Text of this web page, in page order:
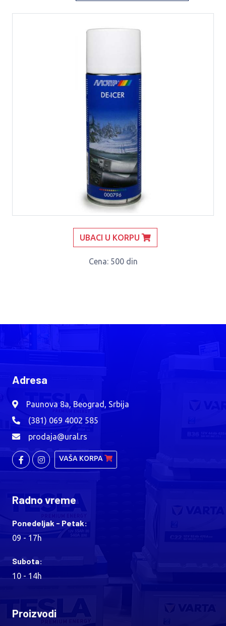
UBACI U KORPU
Cena: 500 din
Adresa
Paunova 8a, Beograd, Srbija
(381) 069 4002 585
prodaja@ural.rs
VAŠA KORPA
Radno vreme
Ponedeljak - Petak:
09 - 17h
Subota:
10 - 14h
Proizvodi